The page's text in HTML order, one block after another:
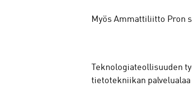
Myös Ammattiliitto Pron
Teknologiateollisuuden
tietotekniikan